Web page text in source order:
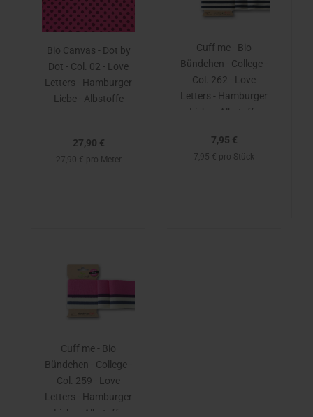
Bio Canvas - Dot by
Dot - Col. 02 - Love
Letters - Hamburger
Liebe - Albstoffe
27,90 €
27,90 € pro Meter
Cuff me - Bio
Bündchen - College -
Col. 262 - Love
Letters - Hamburger
Liebe - Albstoffe
7,95 €
7,95 € pro Stück
Cuff me - Bio
Bündchen - College -
Col. 259 - Love
Letters - Hamburger
Liebe - Albstoffe